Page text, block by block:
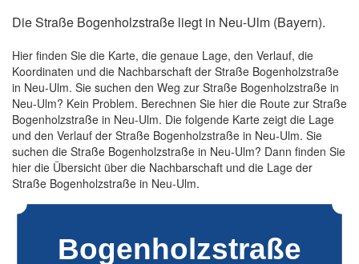
Die Straße Bogenholzstraße liegt in Neu-Ulm (Bayern).
Hier finden Sie die Karte, die genaue Lage, den Verlauf, die
Koordinaten und die Nachbarschaft der Straße Bogenholzstraße
in Neu-Ulm. Sie suchen den Weg zur Straße Bogenholzstraße in
Neu-Ulm? Kein Problem. Berechnen Sie hier die Route zur Straße
Bogenholzstraße in Neu-Ulm. Die folgende Karte zeigt die Lage
und den Verlauf der Straße Bogenholzstraße in Neu-Ulm. Sie
suchen die Straße Bogenholzstraße in Neu-Ulm? Dann finden Sie
hier die Übersicht über die Nachbarschaft und die Lage der
Straße Bogenholzstraße in Neu-Ulm.